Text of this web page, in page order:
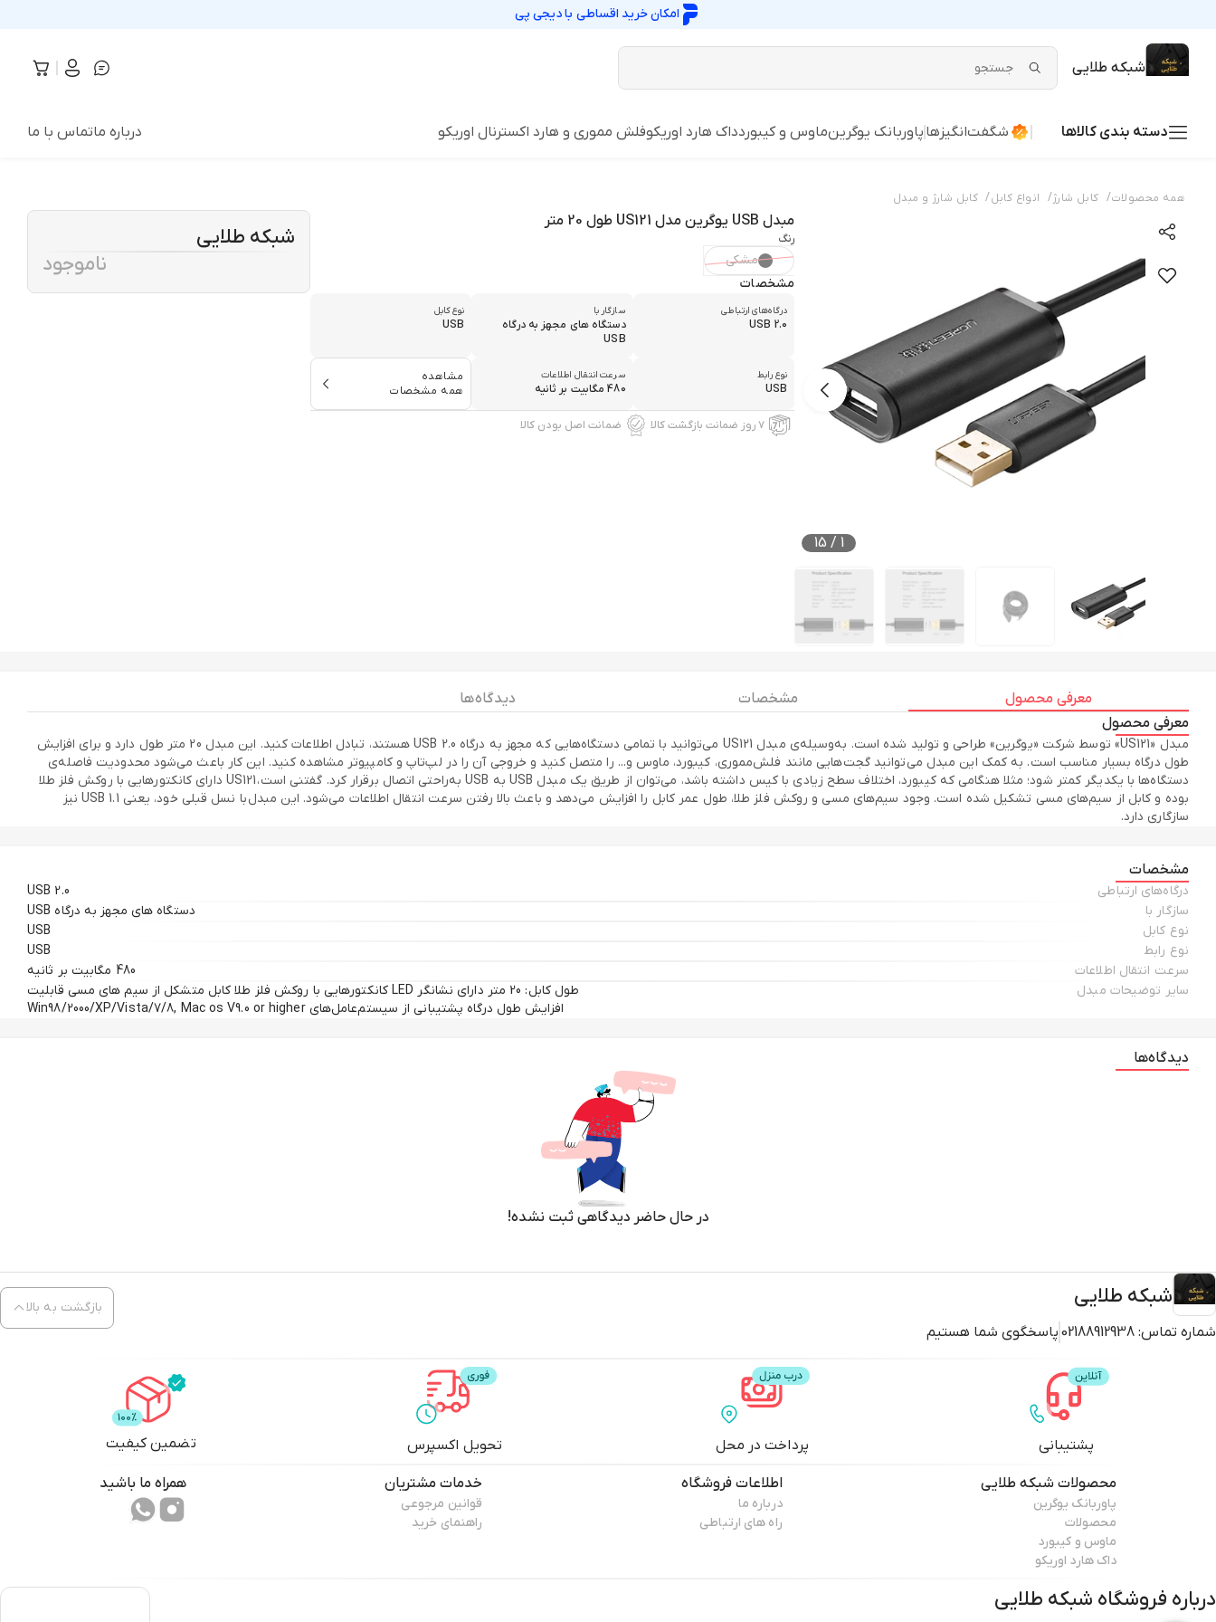
امکان خرید اقساطی بادیجی پی
شبکه طلایی
دسته بندی کالاها شگفت‌انگیزها پاوربانک یوگرینماوس و کیبوردداک هارد اوریکوفلش مموری و هارد اکسترنال اوریکو درباره ماتماس با ما
همه محصولات/ کابل شارژ/ انواع کابل/ کابل شارژ و مبدل
1
/
15
مبدل USB یوگرین مدل US121 طول 20 متر
رنگ
مشکی
مشخصات
درگاه‌های ارتباطی
USB 2.0
سازگار با
دستگاه های مجهز به درگاه
USB
نوع کابل
USB
نوع رابط
USB
سرعت انتقال اطلاعات
480 مگابیت بر ثانیه
مشاهده
همه مشخصات
۷ روز ضمانت بازگشت کالا ضمانت اصل بودن کالا
شبکه طلایی
ناموجود
معرفی محصول مشخصات
دیدگاه ها
معرفی محصول
مبدل «US121» توسط شرکت «یوگرین» طراحی و تولید شده است. به‌وسیله‌ی مبدل US121 می‌توانید با تمامی دستگاه‌هایی که مجهز به درگاه USB 2.0 هستند، تبادل اطلاعات کنید. این مبدل 20 متر طول دارد و برای افزایش
طول درگاه بسیار مناسب است. به کمک این مبدل می‌توانید گجت‌هایی مانند فلش‌مموری، کیبورد، ماوس و... را متصل کنید و خروجی آن را در لپ‌تاپ و کامپیوتر مشاهده کنید. این کار باعث می‌شود محدودیت فاصله‌ی
دستگاه‌ها با یکدیگر کمتر شود؛ مثلا هنگامی که کیبورد، اختلاف سطح زیادی با کیس داشته باشد، می‌توان از طریق یک مبدل USB به USB به‌راحتی اتصال برقرار کرد. گفتنی است، US121 دارای کانکتورهایی با روکش فلز طلا
بوده و کابل از سیم‌های مسی تشکیل شده است. وجود سیم‌های مسی و روکش فلز طلا، طول عمر کابل را افزایش می‌دهد و باعث بالا رفتن سرعت انتقال اطلاعات می‌شود. این مبدل با نسل‌ قبلی خود، یعنی USB 1.1 نیز
سازگاری دارد.
مشخصات
درگاه‌های ارتباطی
USB 2.0
سازگار با
دستگاه های مجهز به درگاه USB
نوع کابل
USB
نوع رابط
USB
سرعت انتقال اطلاعات
480 مگابیت بر ثانیه
سایر توضیحات مبدل
طول کابل: 20 متر دارای نشانگر LED کانکتورهایی با روکش فلز طلا کابل متشکل از سیم های مسی قابلیت
افزایش طول درگاه پشتیبانی از سیستم‌عامل‌های Win98/2000/XP/Vista/7/8, Mac os V9.0 or higher
دیدگاه‌ها
در حال حاضر دیدگاهی ثبت نشده!
شبکه طلایی
شماره تماس: 02188912938 پاسخگوی شما هستیم
بازگشت به بالا
پشتیبانی پرداخت در محل تحویل اکسپرس تضمین کیفیت
محصولات شبکه طلایی
پاوربانک یوگرین
محصولات
ماوس و کیبورد
داک هارد اوریکو
اطلاعات فروشگاه
درباره ما
راه های ارتباطی
خدمات مشتریان
قوانین مرجوعی
راهنمای خرید
همراه ما باشید
درباره فروشگاه شبکه طلایی